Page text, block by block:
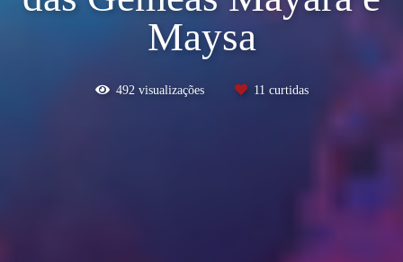
Maysa
492 visualizações 11 curtidas